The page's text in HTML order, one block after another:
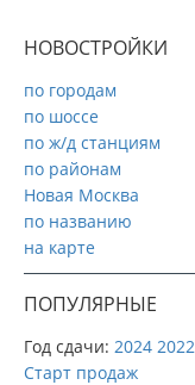
НОВОСТРОЙКИ
по городам
по шоссе
по ж/д станциям
по районам
Новая Москва
по названию
на карте
ПОПУЛЯРНЫЕ
Год сдачи: 2024 2022
Старт продаж